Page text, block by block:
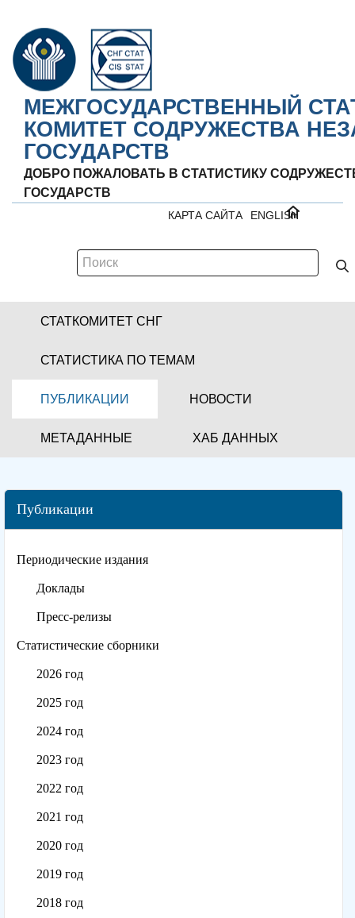
МЕЖГОСУДАРСТВЕННЫЙ
КОМИТЕТ СОДРУЖЕСТВА
ГОСУДАРСТВ
ДОБРО ПОЖАЛОВАТЬ В СТАТИСТИКУ
ГОСУДАРСТВ
ENGLISH
КАРТА САЙТА
СТАТКОМИТЕТ СНГ
СТАТИСТИКА ПО ТЕМАМ
ПУБЛИКАЦИИ НОВОСТИ
МЕТАДАННЫЕ ХАБ ДАННЫХ
Публикации
Периодические издания
Доклады
Пресс-релизы
Статистические сборники
2026 год
2025 год
2024 год
2023 год
2022 год
2021 год
2020 год
2019 год
2018 год